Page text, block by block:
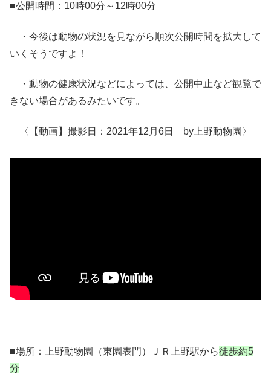
■公開時間：10時00分～12時00分
・今後は動物の状況を見ながら順次公開時間を拡大して
いくそうですよ！
・動物の健康状況などによっては、公開中止など観覧で
きない場合があるみたいです。
〈【動画】撮影日：2021年12月6日 by上野動物園〉
■場所：上野動物園（東園表門）ＪＲ上野駅から徒歩約5
分